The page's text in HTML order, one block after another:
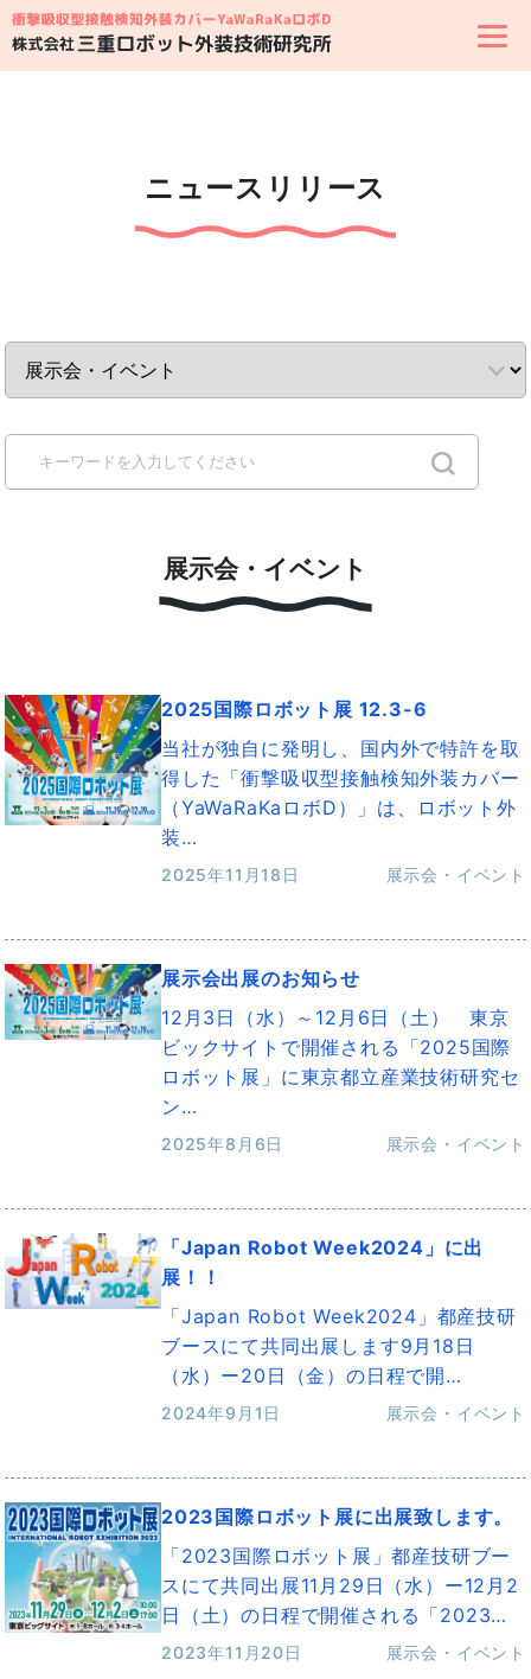
ニュースリリース
展示会・イベント
2025国際ロボット展 12.3-6
当社が独自に発明し、国内外で特許を取
得した「衝撃吸収型接触検知外装カバー
（YaWaRaKaロボD）」は、ロボット外
装…
2025年11月18日 展示会・イベント
展示会出展のお知らせ
12月3日（水）～12月6日（土） 東京
ビックサイトで開催される「2025国際
ロボット展」に東京都立産業技術研究セ
ン…
2025年8月6日 展示会・イベント
「Japan Robot Week2024」に出
展！！
「Japan Robot Week2024」都産技研
ブースにて共同出展します9月18日
（水）ー20日（金）の日程で開…
2024年9月1日 展示会・イベント
2023国際ロボット展に出展致します。
「2023国際ロボット展」都産技研ブー
スにて共同出展11月29日（水）ー12月2
日（土）の日程で開催される「2023…
2023年11月20日 展示会・イベント